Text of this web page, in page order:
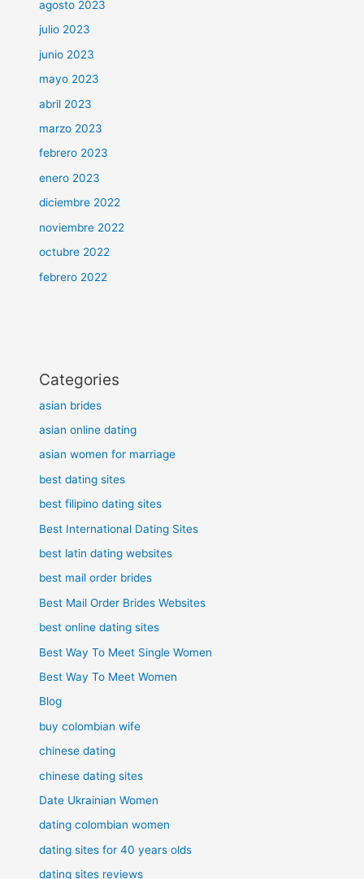
agosto 2023
julio 2023
junio 2023
mayo 2023
abril 2023
marzo 2023
febrero 2023
enero 2023
diciembre 2022
noviembre 2022
octubre 2022
febrero 2022
Categories
asian brides
asian online dating
asian women for marriage
best dating sites
best filipino dating sites
Best International Dating Sites
best latin dating websites
best mail order brides
Best Mail Order Brides Websites
best online dating sites
Best Way To Meet Single Women
Best Way To Meet Women
Blog
buy colombian wife
chinese dating
chinese dating sites
Date Ukrainian Women
dating colombian women
dating sites for 40 years olds
dating sites reviews